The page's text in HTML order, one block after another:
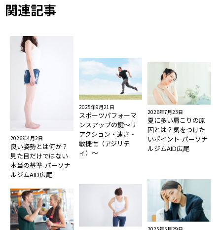
関連記事
2026年4月2日
良い姿勢とは何か？
見た目だけではない
本当の基準-パーソナ
ルジムAID広尾
2025年9月21日
スポーツパフォーマ
ンスアップの鍵〜リ
アクション・速さ・
敏捷性（アジリテ
ィ）〜
2026年7月23日
夏に多い肩こりの原
因とは？気をつけた
いポイント-パーソナ
ルジムAID広尾